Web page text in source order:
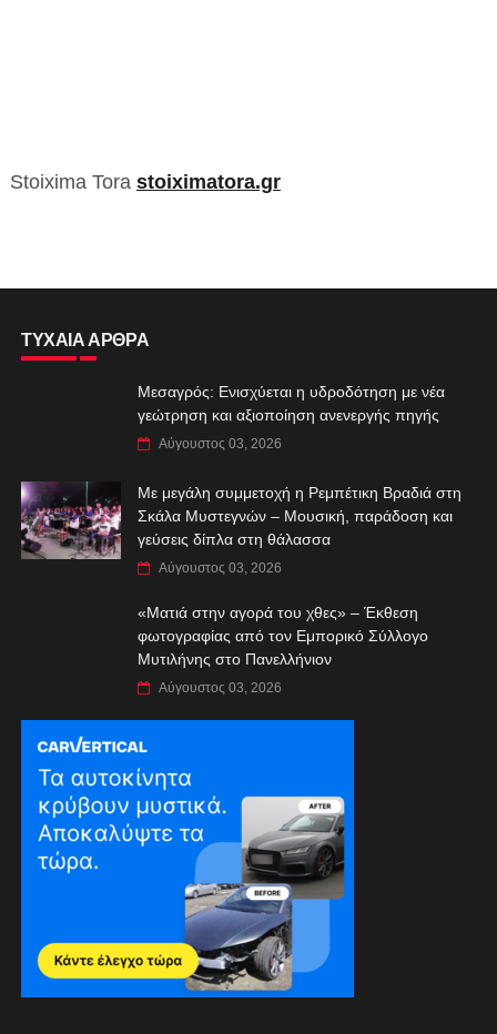
Stoixima Tora stoiximatora.gr
ΤΥΧΑΙΑ ΑΡΘΡΑ
Μεσαγρός: Ενισχύεται η υδροδότηση με νέα
γεώτρηση και αξιοποίηση ανενεργής πηγής
Αύγουστος 03, 2026
Με μεγάλη συμμετοχή η Ρεμπέτικη Βραδιά στη
Σκάλα Μυστεγνών – Μουσική, παράδοση και
γεύσεις δίπλα στη θάλασσα
Αύγουστος 03, 2026
«Ματιά στην αγορά του χθες» – Έκθεση
φωτογραφίας από τον Εμπορικό Σύλλογο
Μυτιλήνης στο Πανελλήνιον
Αύγουστος 03, 2026